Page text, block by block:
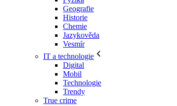
Geografie
Historie
Chemie
Jazykověda
Vesmír
IT a technologie
Digital
Mobil
Technologie
Trendy
True crime